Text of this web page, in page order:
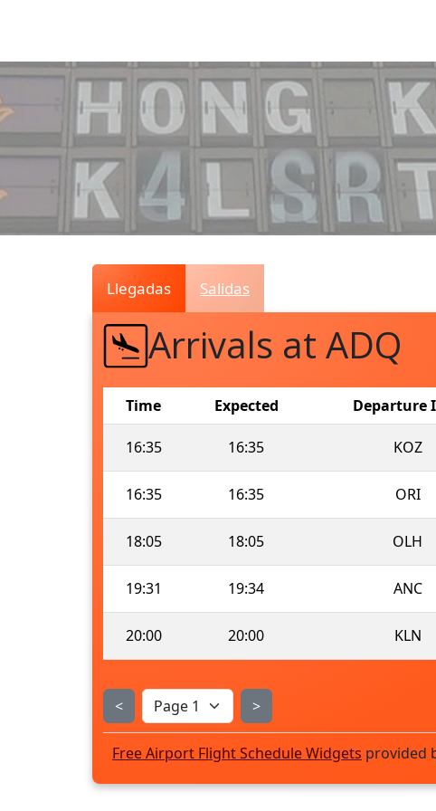
Traffic
Live
Llegadas Salidas
Arrivals at ADQ
Time Expected Departure
16:35 16:35 KOZ
16:35 16:35 ORI
18:05 18:05 OLH
19:31 19:34 ANC
20:00 20:00 KLN
< >
Free Airport Flight Schedule Widgets provided